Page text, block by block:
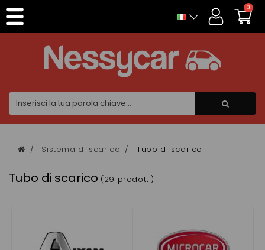
0
Sistema di scarico Tubo di scarico
Tubo di scarico (29 prodotti)
Pannello di gestione dei cookies